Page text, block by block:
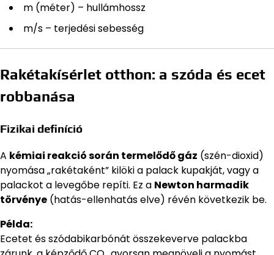
m (méter) – hullámhossz
m/s – terjedési sebesség
Rakétakísérlet otthon: a szóda és ecet
robbanása
Fizikai definíció
A kémiai reakció során termelődő gáz (szén-dioxid)
nyomása „rakétaként” kilöki a palack kupakját, vagy a
palackot a levegőbe repíti. Ez a Newton harmadik
törvénye (hatás-ellenhatás elve) révén következik be.
Példa:
Ecetet és szódabikarbónát összekeverve palackba